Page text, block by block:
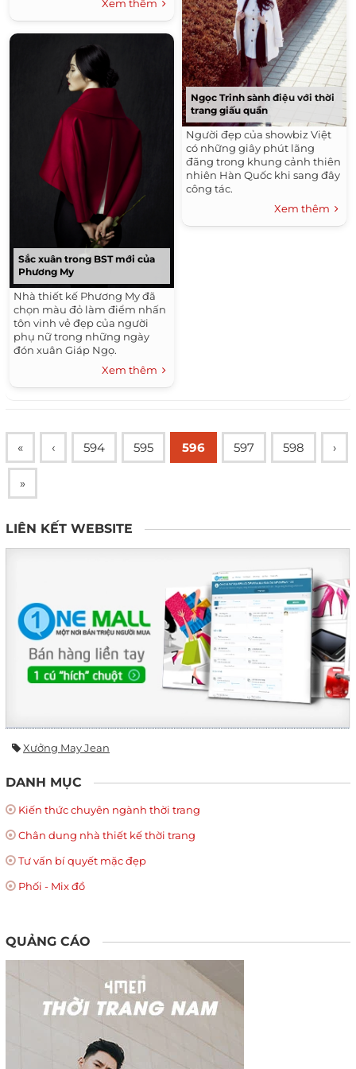
Xem thêm
Sắc xuân trong BST mới của
Phương My
Nhà thiết kế Phương My đã
chọn màu đỏ làm điểm nhấn
tôn vinh vẻ đẹp của người
phụ nữ trong những ngày
đón xuân Giáp Ngọ.
Xem thêm
Ngọc Trinh sành điệu với thời
trang giấu quần
Người đẹp của showbiz Việt
có những giây phút lãng
đãng trong khung cảnh thiên
nhiên Hàn Quốc khi sang đây
công tác.
Xem thêm
« ‹ 594 595 596 597 598 ›
»
LIÊN KẾT WEBSITE
Xưởng May Jean
DANH MỤC
Kiến thức chuyên ngành thời trang
Chân dung nhà thiết kế thời trang
Tư vấn bí quyết mặc đẹp
Phối - Mix đồ
QUẢNG CÁO